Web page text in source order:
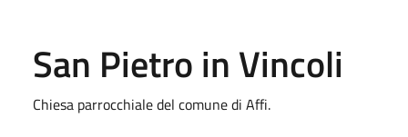
San Pietro in Vincoli
Chiesa parrocchiale del comune di Affi.